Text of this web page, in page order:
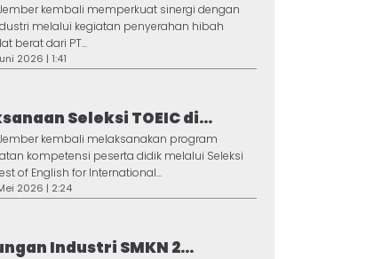
Jember kembali memperkuat sinergi dengan
melalui kegiatan penyerahan hibah
berat dari PT...
2026 | 1:41
Seleksi TOEIC di...
Jember kembali melaksanakan program
kompetensi peserta didik melalui Seleksi
of English for International...
2026 | 2:24
Industri SMKN 2...